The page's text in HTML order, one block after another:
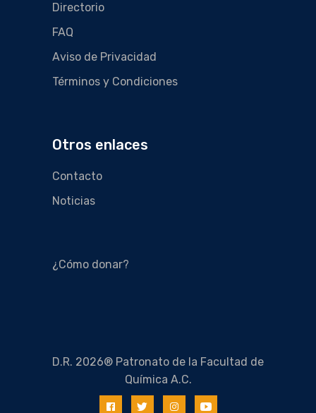
Directorio
FAQ
Aviso de Privacidad
Términos y Condiciones
Otros enlaces
Contacto
Noticias
¿Cómo donar?
D.R. 2026® Patronato de la Facultad de
Química A.C.